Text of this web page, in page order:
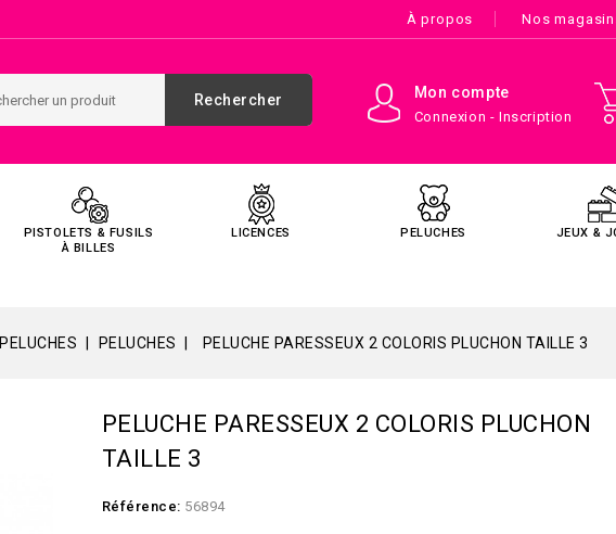
À propos Nos
Mon compte
Connexion - Inscription
Rechercher
PISTOLETS & FUSILS
À BILLES
LICENCES PELUCHES JEUX &
PELUCHES PELUCHES PELUCHE PARESSEUX 2 COLORIS PLUCHON TAILLE 3
PELUCHE PARESSEUX 2 COLORIS PLUCHON
TAILLE 3
Référence: 56894